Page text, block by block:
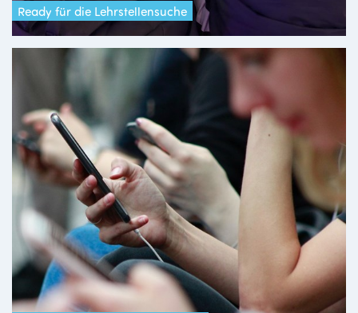
Ready für die Lehrstellensuche